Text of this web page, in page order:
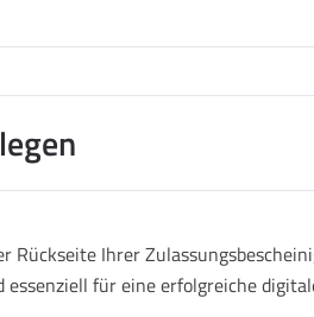
Rückseite Ihrer
essenziell für eine erfolgreiche